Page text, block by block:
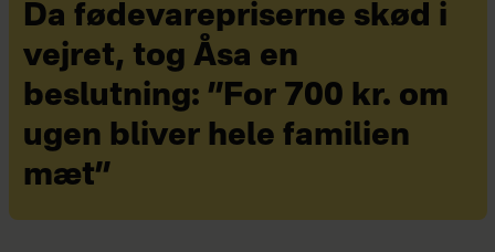
Da fødevarepriserne skød i
vejret, tog Åsa en
beslutning: ”For 700 kr. om
ugen bliver hele familien
mæt”